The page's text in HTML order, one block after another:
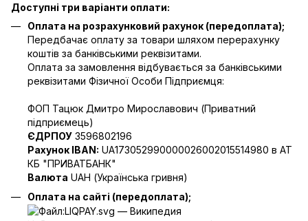
Доступні три варіанти оплати:
Оплата на розрахунковий рахунок (передоплата);
Передбачає оплату за товари шляхом перерахунку
коштів за банківськими реквізитами.
Оплата за замовлення відбувається за банківськими
реквізитами Фізичної Особи Підприємця:
ФОП Тацюк Дмитро Мирославович (Приватний
пiдприємець)
ЄДРПОУ 3596802196
Рахунок IBAN: UA173052990000026002015514980 в АТ
КБ "ПРИВАТБАНК"
Валюта UAH (Українська гривня)
Оплата на сайті (передоплата);